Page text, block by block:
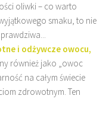
oliwki – co warto
smaku, to nie
i odżywcze owocu,
również jako „owoc
na całym świecie
zdrowotnym. Ten